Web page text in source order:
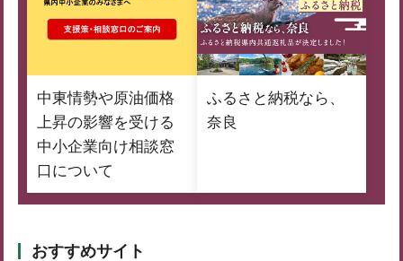
中東情勢や原油価格
上昇の影響を受ける
中小企業向け相談窓
口について
ふるさと納税なら、
奈良
おすすめサイト